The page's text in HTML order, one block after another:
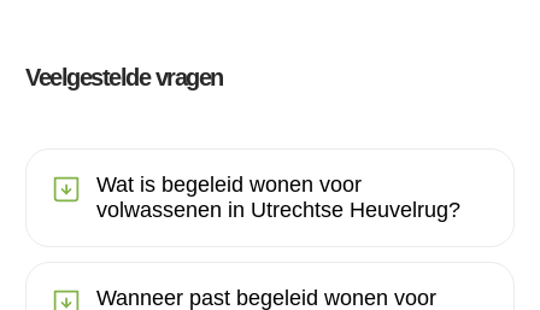
Veelgestelde vragen
Wat is begeleid wonen voor
volwassenen in Utrechtse Heuvelrug?
Wanneer past begeleid wonen voor